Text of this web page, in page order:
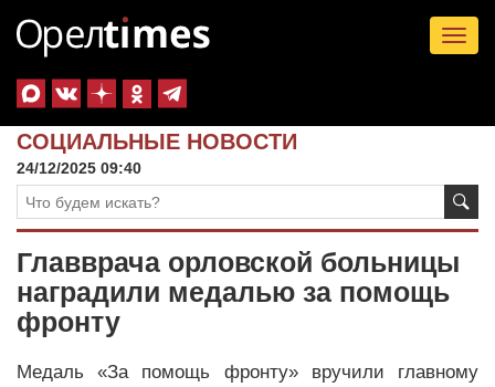
СОЦИАЛЬНЫЕ НОВОСТИ
24/12/2025 09:40
Главврача орловской больницы
наградили медалью за помощь
фронту
Медаль «За помощь фронту» вручили главному